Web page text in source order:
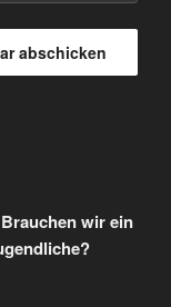
wir ein